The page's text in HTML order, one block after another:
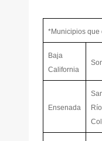
*Municipios que
Baja
California
Ensenada
Río